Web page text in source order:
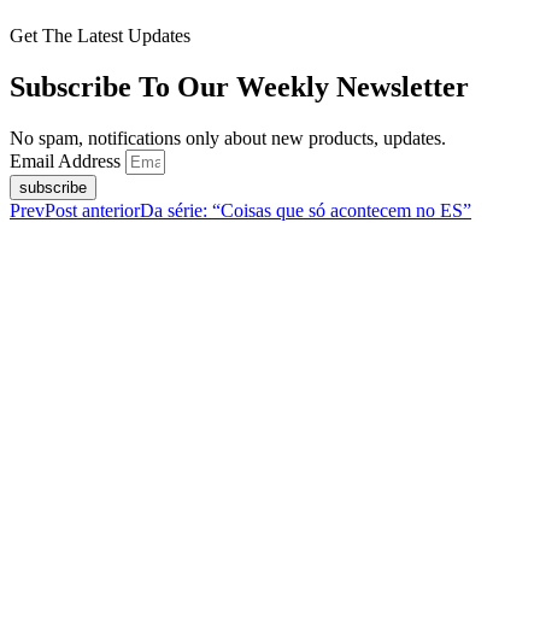
Get The Latest Updates
Subscribe To Our Weekly Newsletter
No spam, notifications only about new products, updates.
Email Address
subscribe
PrevPost anteriorDa série: “Coisas que só acontecem no ES”